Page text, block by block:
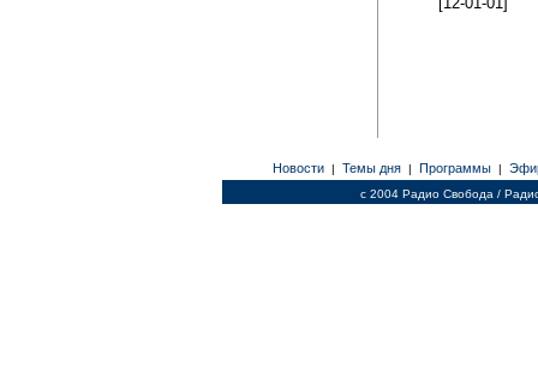
Новости | Темы дня | Программы |
c 2004 Радио Свобода /